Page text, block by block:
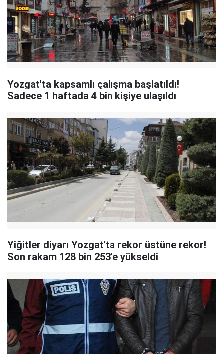
Yozgat'ta kapsamlı çalışma başlatıldı!
Sadece 1 haftada 4 bin kişiye ulaşıldı
Yiğitler diyarı Yozgat'ta rekor üstüne rekor!
Son rakam 128 bin 253’e yükseldi